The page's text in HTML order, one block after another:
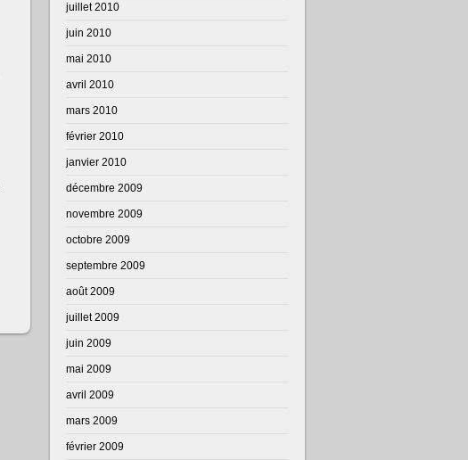
juillet 2010
juin 2010
mai 2010
avril 2010
mars 2010
février 2010
janvier 2010
décembre 2009
novembre 2009
octobre 2009
septembre 2009
août 2009
juillet 2009
juin 2009
mai 2009
avril 2009
mars 2009
février 2009